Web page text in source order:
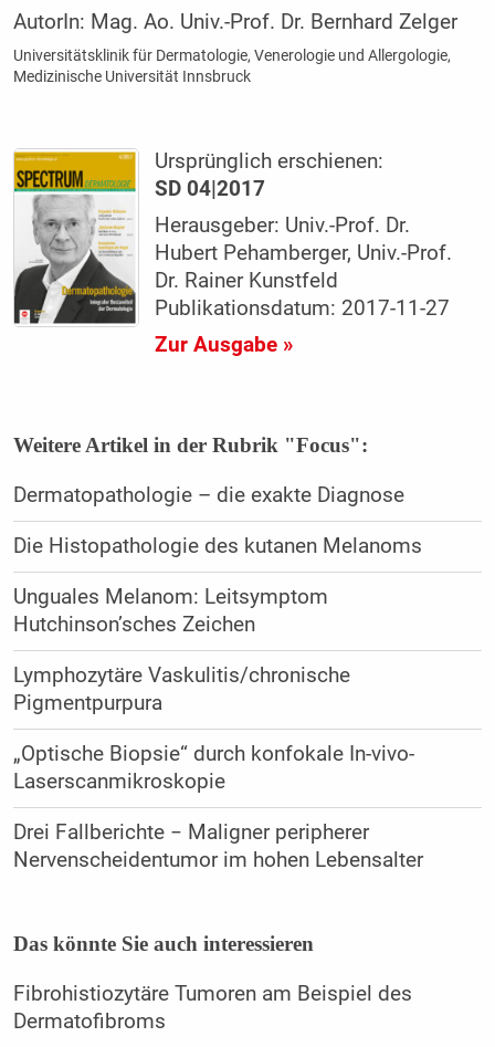
AutorIn: Mag. Ao. Univ.-Prof. Dr. Bernhard Zelger
Universitätsklinik für Dermatologie, ­Venerologie und Allergologie,
Medizinische Universität Innsbruck
Ursprünglich erschienen:
SD 04|2017
Herausgeber: Univ.-Prof. Dr.
Hubert Pehamberger, Univ.-Prof.
Dr. Rainer Kunstfeld
Publikationsdatum: 2017-11-27
Zur Ausgabe »
Weitere Artikel in der Rubrik "Focus":
Dermatopathologie – die exakte Diagnose
Die Histopathologie des kutanen Melanoms
Unguales Melanom: Leitsymptom
Hutchinson’sches Zeichen
Lymphozytäre Vaskulitis/chronische
Pigmentpurpura
„Optische Biopsie“ durch konfokale In-vivo-
Laserscanmikroskopie
Drei Fallberichte − Maligner peripherer
Nervenscheidentumor im hohen Lebensalter
Das könnte Sie auch interessieren
Fibrohistiozytäre Tumoren am Beispiel des
Dermatofibroms